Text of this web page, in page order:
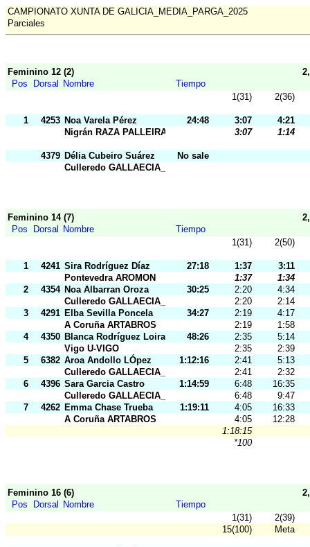
CAMPIONATO XUNTA DE GALICIA_MEDIA_PARGA_2025
Parciales
Feminino 12 (2)
Pos
Dorsal Nombre
Tiempo
1(31)
2(36)
1 4253 Noa Varela Pérez 24:48 3:07
4:21
Nigrán RAZA PALLEIRA
3:07 1:14
4379 Délia Cubeiro Suárez
No sale
Culleredo GALLAECIA_RAID
Feminino 14 (7)
Pos
Dorsal Nombre
Tiempo
1(31)
2(50)
1 4241 Sira Rodríguez Díaz 27:18 1:37
3:11
Pontevedra AROMON
1:37
1:34
2
4354 Noa Albarran Oroza 30:25 2:20
4:34
Culleredo GALLAECIA_RAID
2:20
2:14
3
4291 Elba Sevilla Poncela 34:27 2:19
4:17
A Coruña ARTABROS
2:19
1:58
4
4350 Blanca Rodríguez Loira 48:26 2:35
5:14
Vigo U-VIGO
2:35
2:39
5
6382 Aroa Andollo LÓpez 1:12:16 2:41
5:13
Culleredo GALLAECIA_RAID
2:41
2:32
6
4396 Sara Garcia Castro 1:14:59 6:48
16:35
Culleredo GALLAECIA_RAID
6:48
9:47
7
4262 Emma Chase Trueba 1:19:11 4:05
16:33
A Coruña ARTABROS
4:05
12:28
1:18:15
*100
Feminino 16 (6)
Pos
Dorsal Nombre
Tiempo
1(31)
2(39)
15(100)
Meta